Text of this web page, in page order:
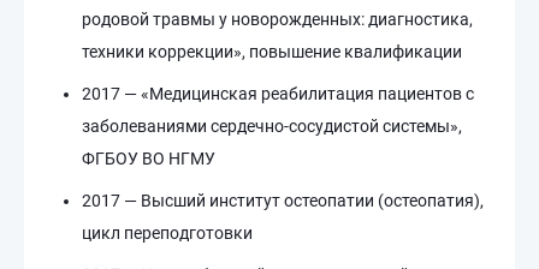
родовой травмы у новорожденных: диагностика,
техники коррекции», повышение квалификации
2017 — «Медицинская реабилитация пациентов с
заболеваниями сердечно-сосудистой системы»,
ФГБОУ ВО НГМУ
2017 — Высший институт остеопатии (остеопатия),
цикл переподготовки